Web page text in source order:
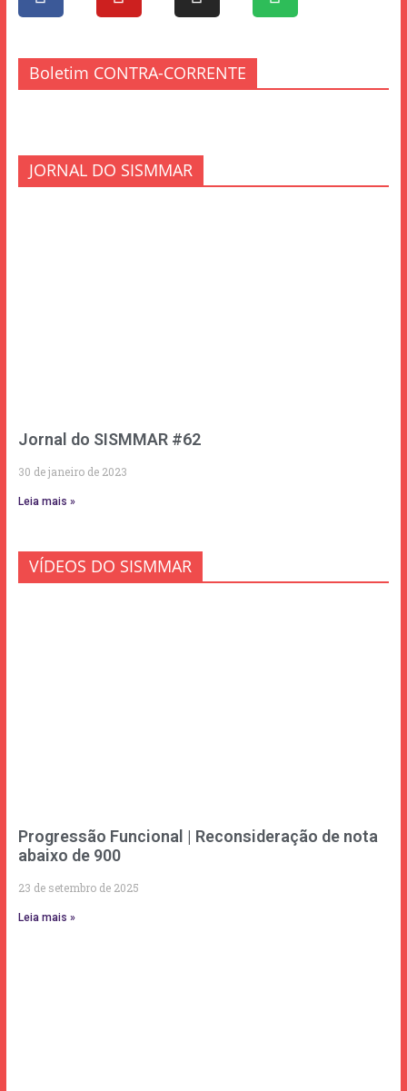
Boletim CONTRA-CORRENTE
JORNAL DO SISMMAR
Jornal do SISMMAR #62
30 de janeiro de 2023
Leia mais »
VÍDEOS DO SISMMAR
Progressão Funcional | Reconsideração de nota
abaixo de 900
23 de setembro de 2025
Leia mais »